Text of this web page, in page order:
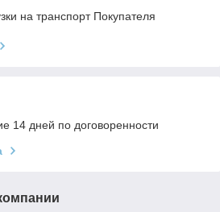
на транспорт Покупателя
14 дней по договоренности